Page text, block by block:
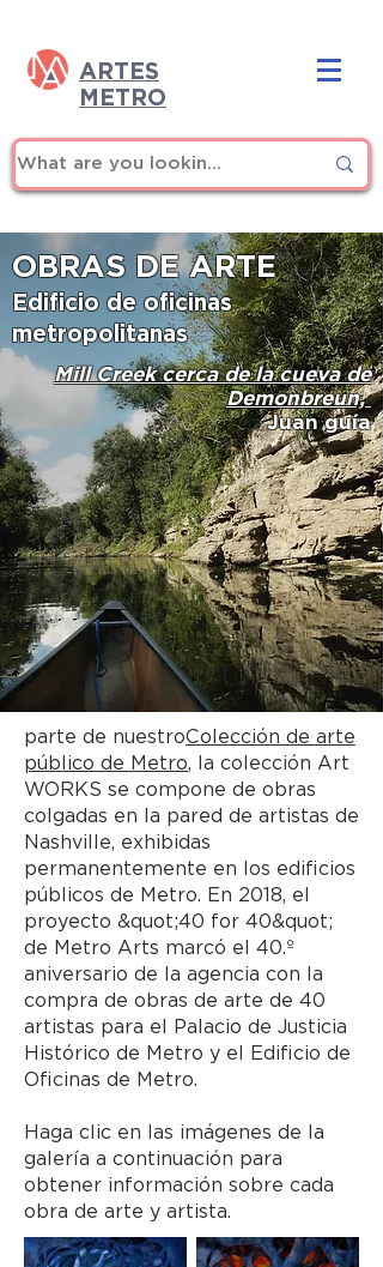
ARTES
METRO
OBRAS DE ARTE
Edificio de oficinas
metropolitanas
Mill Creek cerca de la cueva de
Demonbreun,
Juan guía
parte de nuestroColección de arte
público de Metro, la colección Art
WORKS se compone de obras
colgadas en la pared de artistas de
Nashville, exhibidas
permanentemente en los edificios
públicos de Metro. En 2018, el
proyecto &quot;40 for 40&quot;
de Metro Arts marcó el 40.º
aniversario de la agencia con la
compra de obras de arte de 40
artistas para el Palacio de Justicia
Histórico de Metro y el Edificio de
Oficinas de Metro.
Haga clic en las imágenes de la
galería a continuación para
obtener información sobre cada
obra de arte y artista.